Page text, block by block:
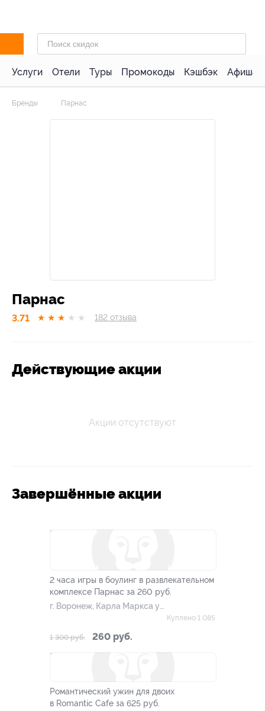
Услуги Отели Туры Промокоды Кэшбэк Афиша
Бренды Парнас
Парнас
3.71 ★ ★ ★ ★ ★ 182 отзывa
Действующие акции
Акции отсутствуют
Завершённые акции
2 часа игры в боулинг в развлекательном
комплексе Парнас за 260 руб.
г. Воронеж, Карла Маркса ул,
1 300 руб. 260 руб.
Куплено 1 085
Романтический ужин для двоих
в Romantic Cafe за 625 руб.